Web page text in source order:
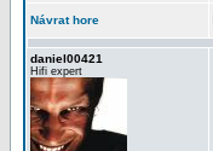
Návrat hore
daniel00421
Hifi expert